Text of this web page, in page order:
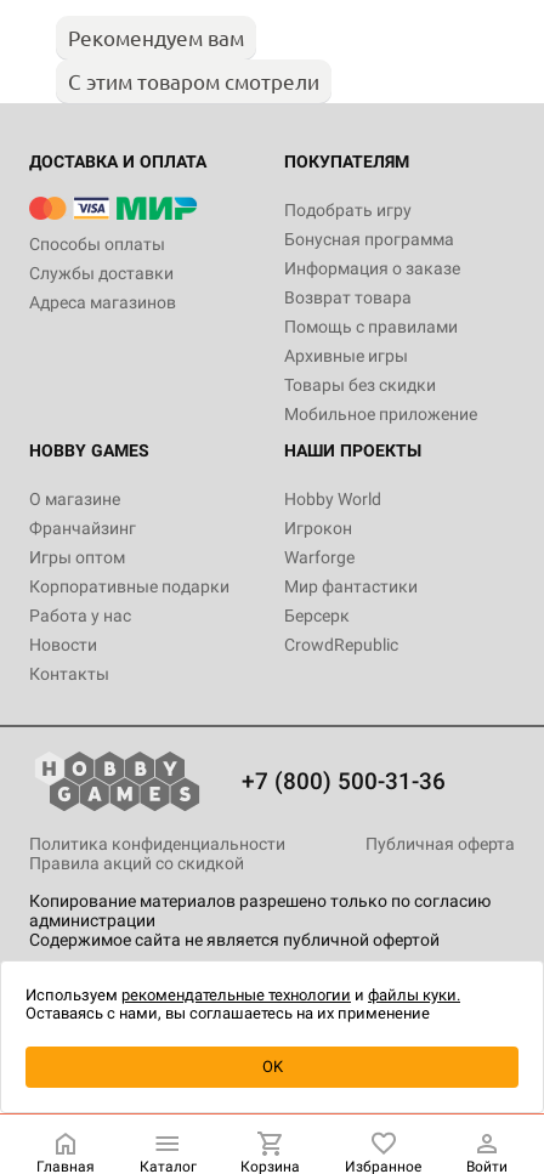
Уведомить о наличии
Рекомендуем вам
С этим товаром смотрели
ДОСТАВКА И ОПЛАТА
Способы оплаты
Службы доставки
Адреса магазинов
ПОКУПАТЕЛЯМ
Подобрать игру
Бонусная программа
Информация о заказе
Возврат товара
Помощь с правилами
Архивные игры
Товары без скидки
Мобильное приложение
HOBBY GAMES
О магазине
Франчайзинг
Игры оптом
Корпоративные подарки
Работа у нас
Новости
Контакты
НАШИ ПРОЕКТЫ
Hobby World
Игрокон
Warforge
Мир фантастики
Берсерк
CrowdRepublic
+7 (800) 500-31-36
Копирование материалов разрешено только по согласию
администрации
Содержимое сайта не является публичной офертой
Политика конфиденциальности
Публичная оферта
Правила акций со скидкой
технологии.
Главная Каталог Корзина Избранное Войти
Используем рекомендательные технологии и файлы куки.
Оставаясь с нами, вы соглашаетесь на их применение
OK